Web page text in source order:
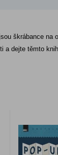
škrábance na
a dejte těmto